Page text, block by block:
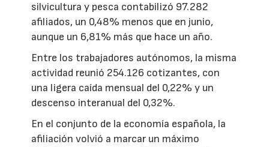
silvicultura y pesca contabilizó 97.282
afiliados, un 0,48% menos que en junio,
aunque un 6,81% más que hace un año.
Entre los trabajadores autónomos, la misma
actividad reunió 254.126 cotizantes, con
una ligera caída mensual del 0,22% y un
descenso interanual del 0,32%.
En el conjunto de la economía española, la
afiliación volvió a marcar un máximo